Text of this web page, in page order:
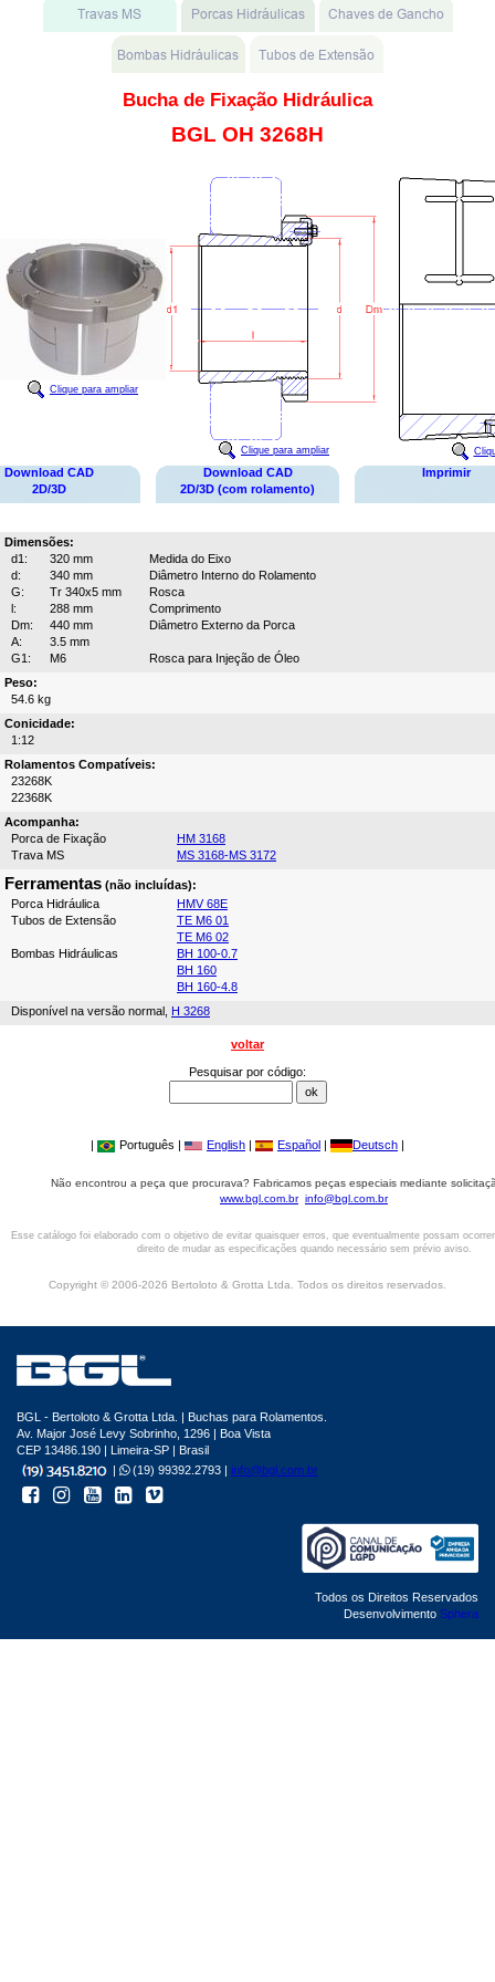
Bucha de Fixação Hidráulica
BGL OH 3268H
Clique para ampliar
Clique para ampliar
Download CAD
2D/3D
Download CAD
2D/3D (com rolamento)
Imprimir
Dimensões:
d1:
320 mm
Medida do Eixo
d:
340 mm
Diâmetro Interno do Rolamento
G:
Tr 340x5 mm
Rosca
l:
288 mm
Comprimento
Dm:
440 mm
Diâmetro Externo da Porca
A:
3.5 mm
G1:
M6
Rosca para Injeção de Óleo
Peso:
54.6 kg
Conicidade:
1:12
Rolamentos Compatíveis:
23268K
22368K
Acompanha:
Porca de Fixação
HM 3168
Trava MS
MS 3168-MS 3172
Ferramentas (não incluídas):
Porca Hidráulica
HMV 68E
Tubos de Extensão
TE M6 01
TE M6 02
Bombas Hidráulicas
BH 100-0.7
BH 160
BH 160-4.8
Disponível na versão normal, H 3268
voltar
Pesquisar por código:
| Português | English | Español | Deutsch |
Não encontrou a peça que procurava? Fabricamos peças especiais mediante
www.bgl.com.br info@bgl.com.br
Esse catálogo foi elaborado com o objetivo de evitar quaisquer erros, que eventualmente possam
direito de mudar as especificações quando necessário sem prévio aviso.
Copyright © 2006-2026 Bertoloto & Grotta Ltda. Todos os direitos reservados.
BGL - Bertoloto & Grotta Ltda. | Buchas para Rolamentos.
Av. Major José Levy Sobrinho, 1296 | Boa Vista
CEP 13486.190 | Limeira-SP | Brasil
|
(19) 99392.2793 | info@bgl.com.br
Todos os Direitos Reservados
Desenvolvimento Sphera